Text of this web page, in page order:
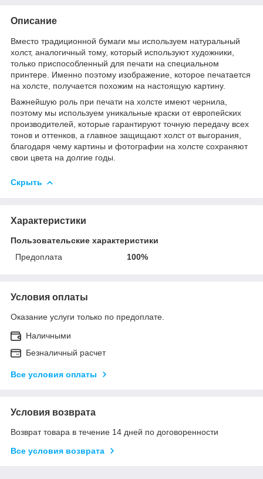
Описание
Вместо традиционной бумаги мы используем натуральный
холст, аналогичный тому, который используют художники,
только приспособленный для печати на специальном
принтере. Именно поэтому изображение, которое печатается
на холсте, получается похожим на настоящую картину.
Важнейшую роль при печати на холсте имеют чернила,
поэтому мы используем уникальные краски от европейских
производителей, которые гарантируют точную передачу всех
тонов и оттенков, а главное защищают холст от выгорания,
благодаря чему картины и фотографии на холсте сохраняют
свои цвета на долгие годы.
Скрыть
Характеристики
Пользовательские характеристики
Предоплата
100%
Условия оплаты
Оказание услуги только по предоплате.
Наличными
Безналичный расчет
Все условия оплаты
Условия возврата
Возврат товара в течение 14 дней по договоренности
Все условия возврата